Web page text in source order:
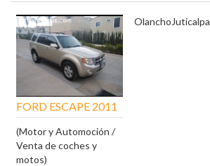
FORD ESCAPE 2011
(Motor y Automoción /
Venta de coches y
motos)
Olancho Juticalpa